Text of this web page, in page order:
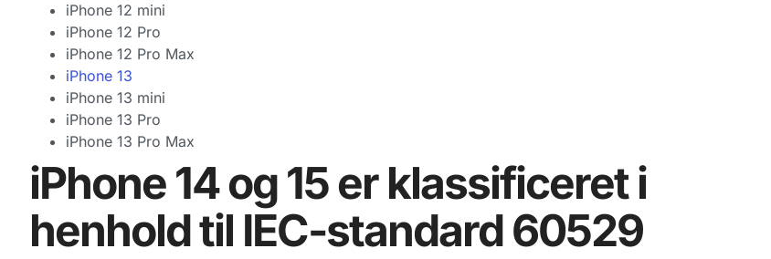
iPhone 12 mini
iPhone 12 Pro
iPhone 12 Pro Max
iPhone 13
iPhone 13 mini
iPhone 13 Pro
iPhone 13 Pro Max
iPhone 14 og 15 er klassificeret i
henhold til IEC-standard 60529